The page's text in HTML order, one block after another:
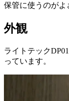
保管に使うのがよ
外観
ライトテック
っています。